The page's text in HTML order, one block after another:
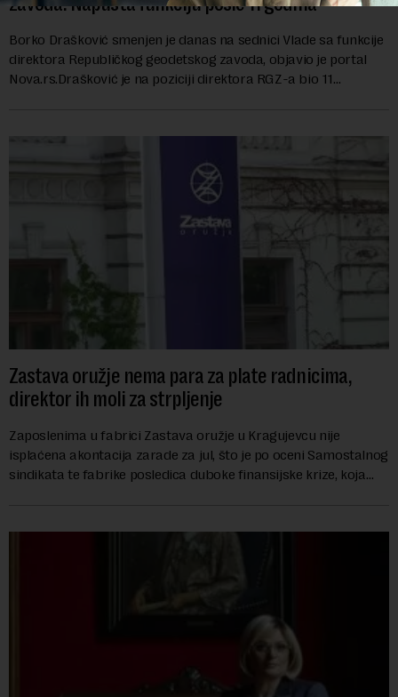
Borko Drašković smenjen je danas na sednici Vlade sa funkcije
direktora Republičkog geodetskog zavoda, objavio je portal
Nova.rs.Drašković je na poziciji direktora RGZ-a bio 11
Zastava oružje nema para za plate radnicima,
direktor ih moli za strpljenje
Zaposlenima u fabrici Zastava oružje u Kragujevcu nije
isplaćena akontacija zarade za jul, što je po oceni Samostalnog
sindikata te fabrike posledica duboke finansijske krize, koja